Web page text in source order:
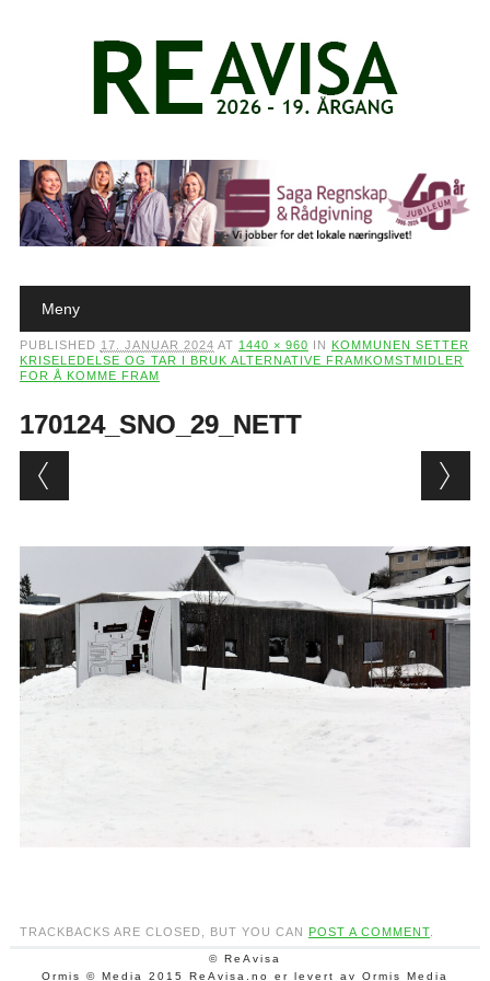
Main menu
Meny
PUBLISHED 17. JANUAR 2024 AT 1440 × 960 IN
KOMMUNEN SETTER
KRISELEDELSE OG TAR I BRUK ALTERNATIVE FRAMKOMSTMIDLER
FOR Å KOMME FRAM
170124_SNO_29_NETT
TRACKBACKS ARE CLOSED, BUT YOU CAN POST A COMMENT.
© ReAvisa
Ormis © Media 2015 ReAvisa.no er levert av Ormis Media